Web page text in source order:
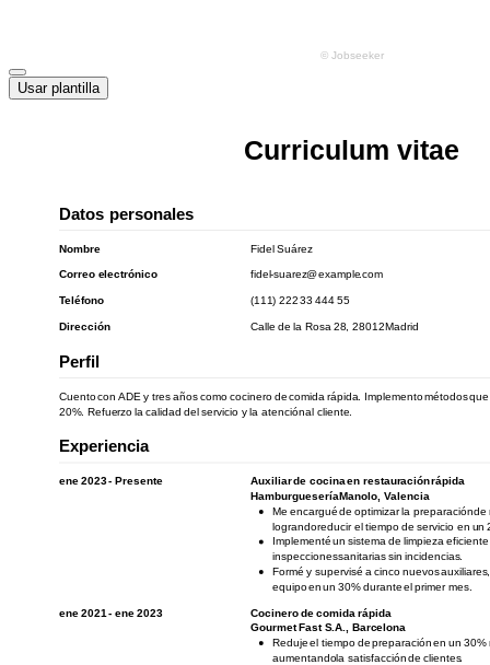
Usar plantilla